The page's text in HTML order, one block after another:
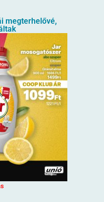
megterhelővé,